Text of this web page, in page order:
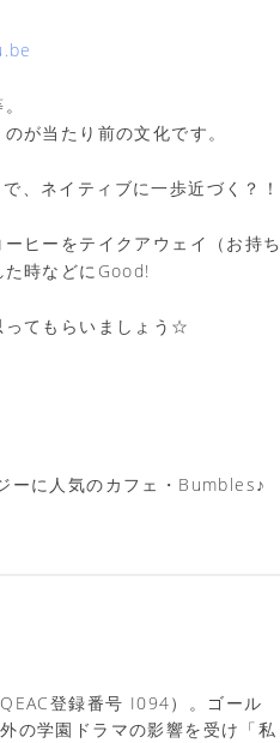
が当たり前の文化です。
、ネイティブに一歩近づく？！
ヒーをテイクアウェイ（お持ち
時などにGood!
ってもらいましょう☆
ーに人気のカフェ・Bumbles♪
登録番号 I094）。ゴール
の学園ドラマの影響を受け「私